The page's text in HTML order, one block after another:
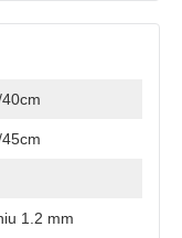
1.2 mm